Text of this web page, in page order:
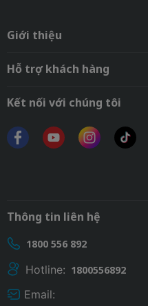
Giới thiệu
Hỗ trợ khách hàng
Kết nối với chúng tôi
Thông tin liên hệ
1800 556 892
Hotline: 1800556892
Email: